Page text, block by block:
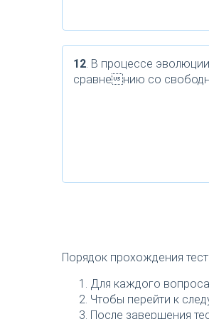
12. В процессе
сравнению со
Порядок прохождения
Для каждого
Чтобы перейти к
После завершения